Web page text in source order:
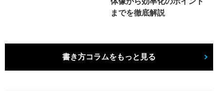
までを徹底解説
書き方コラムをもっと見る